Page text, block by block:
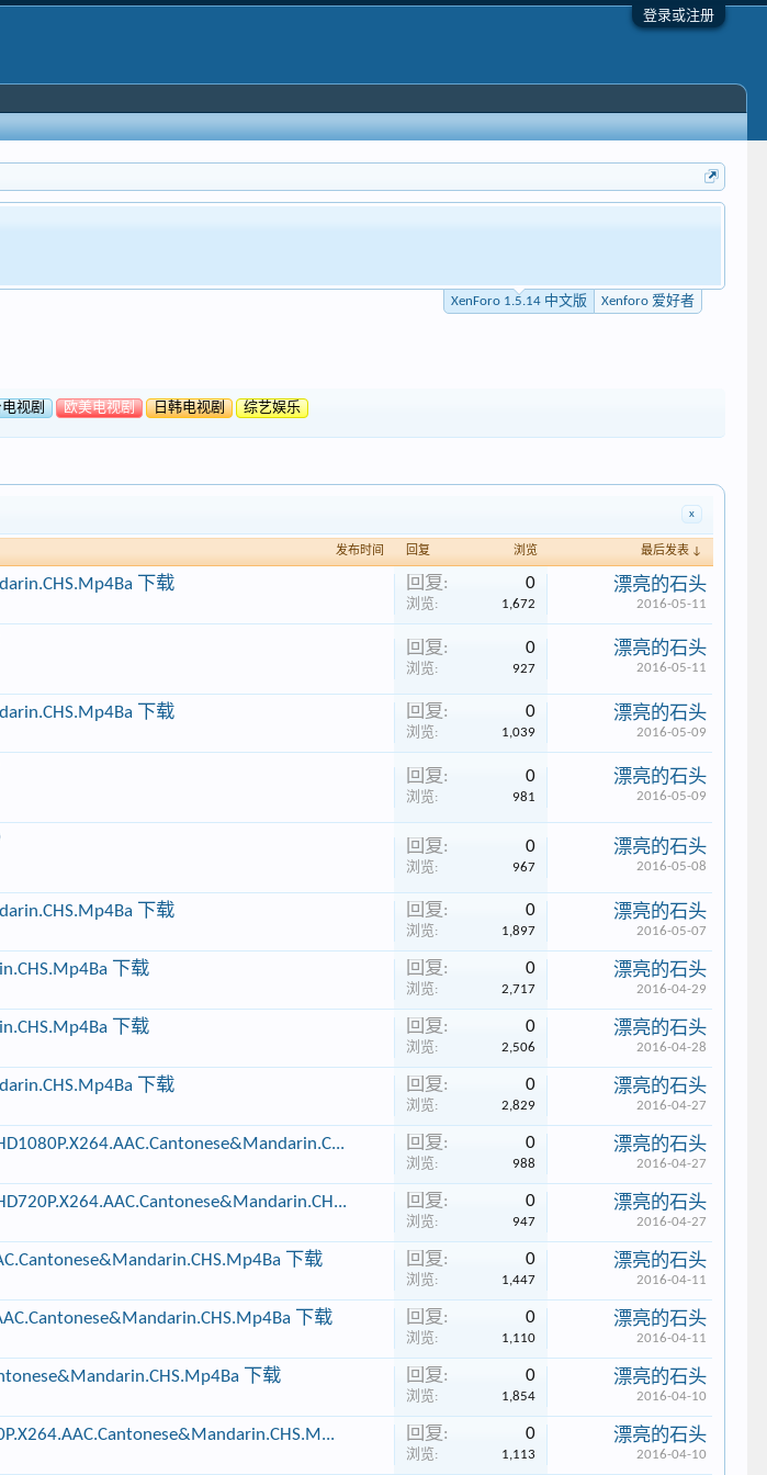
登录或注册
XenForo 1.5.14 中文版 Xenforo 爱好者
电视剧 欧美电视剧 日韩电视剧 综艺娱乐
x
发布时间 回复 浏览 最后发表 ↓
下载 回复: 0
浏览: 1,672
漂亮的石头
2016-05-11
回复: 0
浏览: 927
漂亮的石头
2016-05-11
下载 回复: 0
浏览: 1,039
漂亮的石头
2016-05-09
回复: 0
浏览: 981
漂亮的石头
2016-05-09
回复: 0
浏览: 967
漂亮的石头
2016-05-08
下载 回复: 0
浏览: 1,897
漂亮的石头
2016-05-07
下载 回复: 0
浏览: 2,717
漂亮的石头
2016-04-29
下载 回复: 0
浏览: 2,506
漂亮的石头
2016-04-28
下载 回复: 0
浏览: 2,829
漂亮的石头
2016-04-27
回复: 0
浏览: 988
漂亮的石头
2016-04-27
回复: 0
浏览: 947
漂亮的石头
2016-04-27
下载 回复: 0
浏览: 1,447
漂亮的石头
2016-04-11
下载 回复: 0
浏览: 1,110
漂亮的石头
2016-04-11
下载 回复: 0
浏览: 1,854
漂亮的石头
2016-04-10
回复: 0
浏览: 1,113
漂亮的石头
2016-04-10